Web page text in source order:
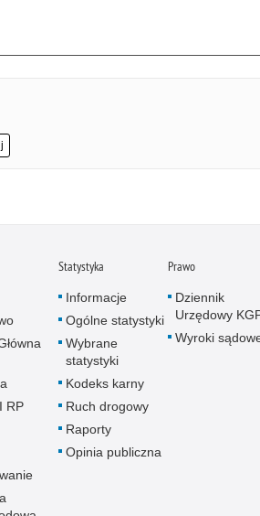
RP
Statystyka
Informacje
Ogólne statystyki
Wybrane
statystyki
Kodeks karny
Ruch drogowy
Raporty
Opinia publiczna
Prawo
Dziennik
Urzędowy
Wyroki